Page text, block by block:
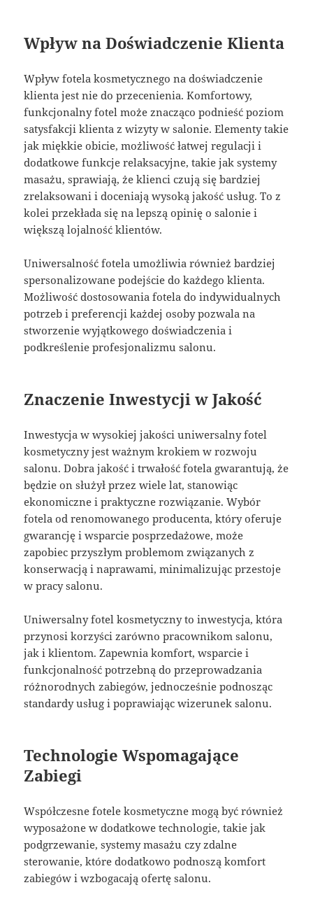
Wpływ na Doświadczenie Klienta
Wpływ fotela kosmetycznego na doświadczenie
klienta jest nie do przecenienia. Komfortowy,
funkcjonalny fotel może znacząco podnieść poziom
satysfakcji klienta z wizyty w salonie. Elementy takie
jak miękkie obicie, możliwość łatwej regulacji i
dodatkowe funkcje relaksacyjne, takie jak systemy
masażu, sprawiają, że klienci czują się bardziej
zrelaksowani i doceniają wysoką jakość usług. To z
kolei przekłada się na lepszą opinię o salonie i
większą lojalność klientów.
Uniwersalność fotela umożliwia również bardziej
spersonalizowane podejście do każdego klienta.
Możliwość dostosowania fotela do indywidualnych
potrzeb i preferencji każdej osoby pozwala na
stworzenie wyjątkowego doświadczenia i
podkreślenie profesjonalizmu salonu.
Znaczenie Inwestycji w Jakość
Inwestycja w wysokiej jakości uniwersalny fotel
kosmetyczny jest ważnym krokiem w rozwoju
salonu. Dobra jakość i trwałość fotela gwarantują, że
będzie on służył przez wiele lat, stanowiąc
ekonomiczne i praktyczne rozwiązanie. Wybór
fotela od renomowanego producenta, który oferuje
gwarancję i wsparcie posprzedażowe, może
zapobiec przyszłym problemom związanych z
konserwacją i naprawami, minimalizując przestoje
w pracy salonu.
Uniwersalny fotel kosmetyczny to inwestycja, która
przynosi korzyści zarówno pracownikom salonu,
jak i klientom. Zapewnia komfort, wsparcie i
funkcjonalność potrzebną do przeprowadzania
różnorodnych zabiegów, jednocześnie podnosząc
standardy usług i poprawiając wizerunek salonu.
Technologie Wspomagające
Zabiegi
Współczesne fotele kosmetyczne mogą być również
wyposażone w dodatkowe technologie, takie jak
podgrzewanie, systemy masażu czy zdalne
sterowanie, które dodatkowo podnoszą komfort
zabiegów i wzbogacają ofertę salonu.